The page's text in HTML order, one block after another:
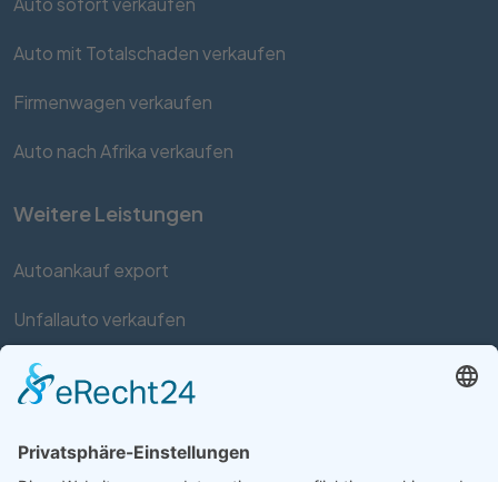
Auto mit Totalschaden verkaufen
Firmenwagen verkaufen
Auto nach Afrika verkaufen
Weitere Leistungen
Autoankauf export
Unfallauto verkaufen
Auto mit Motorschaden verkaufen